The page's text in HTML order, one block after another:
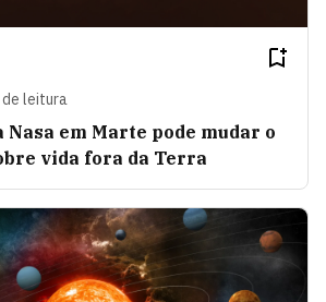
de leitura
Nasa em Marte pode mudar o
vida fora da Terra